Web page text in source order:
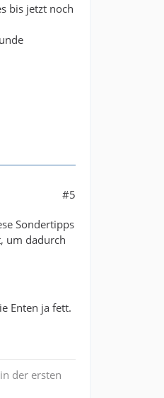
bis jetzt noch
#5
Sondertipps
um dadurch
Enten ja fett.
der ersten